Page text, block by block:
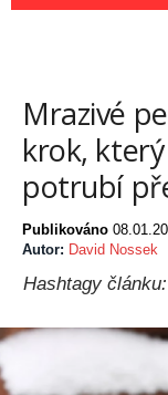
Mrazivé
krok,
potrubí
Publikováno
Autor: David Nossek
Hashtagy článku: